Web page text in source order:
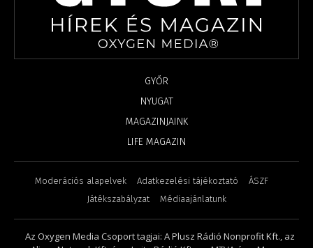
GYŐR
NYUGAT
MAGAZINJAINK
LIFE MAGAZIN
Moderációs alapelvek Adatkezelési tájékoztató
ÁSZF
Játékszabályzat
Médiaajánlatunk
Az Oxygen Media Csoport tagjai: A Plusz Rádió Nonprofit Kft., az